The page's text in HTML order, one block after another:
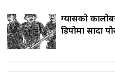
ग्यासको
डिपोमा सादा